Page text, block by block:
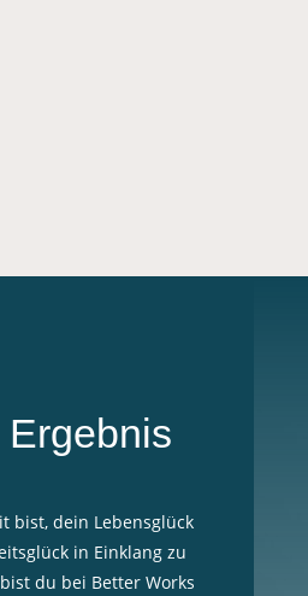
Ergebnis
bist, dein Lebensglück
in Einklang zu
du bei Better Works